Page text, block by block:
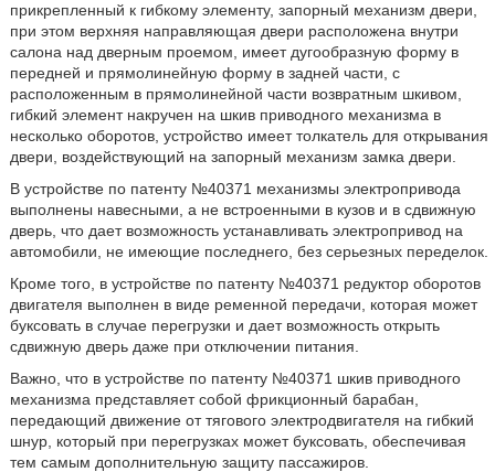
прикрепленный к гибкому элементу, запорный механизм двери,
при этом верхняя направляющая двери расположена внутри
салона над дверным проемом, имеет дугообразную форму в
передней и прямолинейную форму в задней части, с
расположенным в прямолинейной части возвратным шкивом,
гибкий элемент накручен на шкив приводного механизма в
несколько оборотов, устройство имеет толкатель для открывания
двери, воздействующий на запорный механизм замка двери.
В устройстве по патенту №40371 механизмы электропривода
выполнены навесными, а не встроенными в кузов и в сдвижную
дверь, что дает возможность устанавливать электропривод на
автомобили, не имеющие последнего, без серьезных переделок.
Кроме того, в устройстве по патенту №40371 редуктор оборотов
двигателя выполнен в виде ременной передачи, которая может
буксовать в случае перегрузки и дает возможность открыть
сдвижную дверь даже при отключении питания.
Важно, что в устройстве по патенту №40371 шкив приводного
механизма представляет собой фрикционный барабан,
передающий движение от тягового электродвигателя на гибкий
шнур, который при перегрузках может буксовать, обеспечивая
тем самым дополнительную защиту пассажиров.